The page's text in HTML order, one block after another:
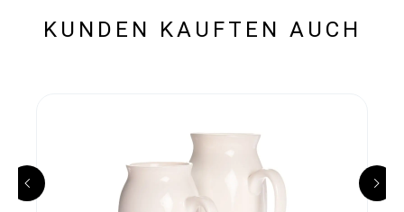
KUNDEN KAUFTEN AUCH